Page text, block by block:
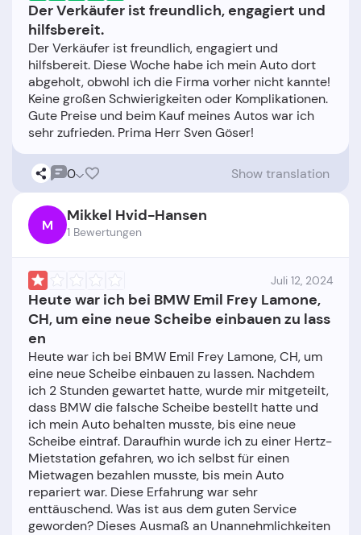
Der Verkäufer ist freundlich, engagiert und
hilfsbereit.
Der Verkäufer ist freundlich, engagiert und
hilfsbereit. Diese Woche habe ich mein Auto dort
abgeholt, obwohl ich die Firma vorher nicht kannte!
Keine großen Schwierigkeiten oder Komplikationen.
Gute Preise und beim Kauf meines Autos war ich
0 Show translation
M Mikkel Hvid-Hansen
1 Bewertungen
Juli 12, 2024
Heute war ich bei BMW Emil Frey Lamone,
CH, um eine neue Scheibe einbauen zu lass
en
Heute war ich bei BMW Emil Frey Lamone, CH, um
eine neue Scheibe einbauen zu lassen. Nachdem
ich 2 Stunden gewartet hatte, wurde mir mitgeteilt,
dass BMW die falsche Scheibe bestellt hatte und
ich mein Auto behalten musste, bis eine neue
Scheibe eintraf. Daraufhin wurde ich zu einer Hertz-
Mietstation gefahren, wo ich selbst für einen
Mietwagen bezahlen musste, bis mein Auto
repariert war. Diese Erfahrung war sehr
enttäuschend. Was ist aus dem guten Service
geworden? Dieses Ausmaß an Unannehmlichkeiten